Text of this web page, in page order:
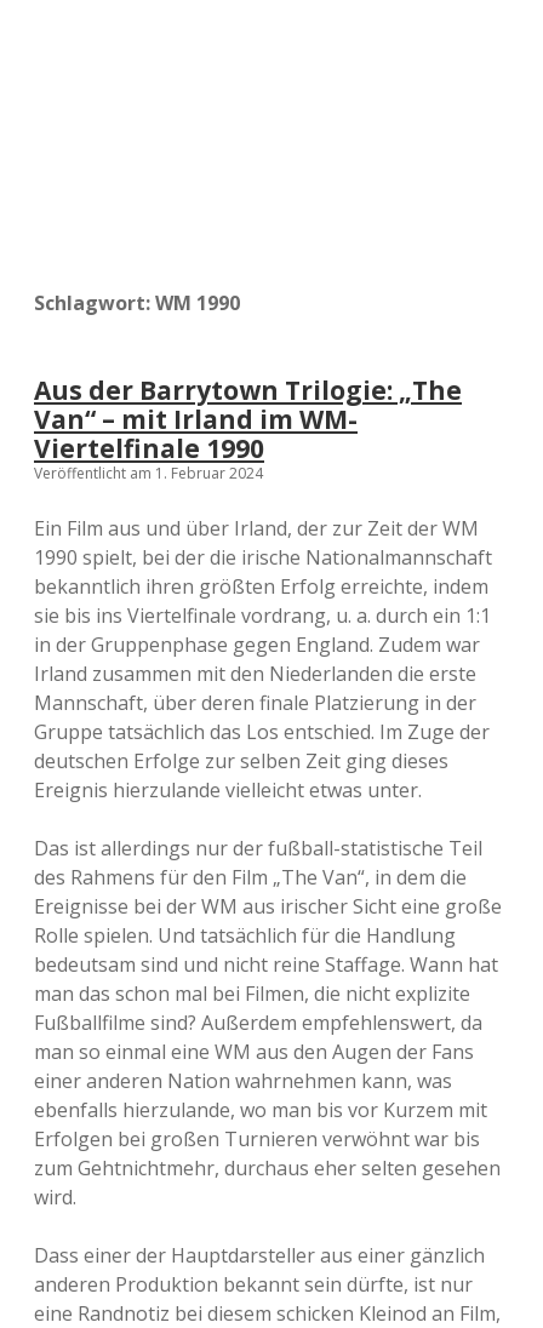
Schlagwort:WM 1990
Aus der Barrytown Trilogie: „The
Van“ – mit Irland im WM-
Viertelfinale 1990
Veröffentlicht am 1. Februar 2024
Ein Film aus und über Irland, der zur Zeit der WM
1990 spielt, bei der die irische Nationalmannschaft
bekanntlich ihren größten Erfolg erreichte, indem
sie bis ins Viertelfinale vordrang, u. a. durch ein 1:1
in der Gruppenphase gegen England. Zudem war
Irland zusammen mit den Niederlanden die erste
Mannschaft, über deren finale Platzierung in der
Gruppe tatsächlich das Los entschied. Im Zuge der
deutschen Erfolge zur selben Zeit ging dieses
Ereignis hierzulande vielleicht etwas unter.
Das ist allerdings nur der fußball-statistische Teil
des Rahmens für den Film „The Van“, in dem die
Ereignisse bei der WM aus irischer Sicht eine große
Rolle spielen. Und tatsächlich für die Handlung
bedeutsam sind und nicht reine Staffage. Wann hat
man das schon mal bei Filmen, die nicht explizite
Fußballfilme sind? Außerdem empfehlenswert, da
man so einmal eine WM aus den Augen der Fans
einer anderen Nation wahrnehmen kann, was
ebenfalls hierzulande, wo man bis vor Kurzem mit
Erfolgen bei großen Turnieren verwöhnt war bis
zum Gehtnichtmehr, durchaus eher selten gesehen
wird.
Dass einer der Hauptdarsteller aus einer gänzlich
anderen Produktion bekannt sein dürfte, ist nur
eine Randnotiz bei diesem schicken Kleinod an Film,